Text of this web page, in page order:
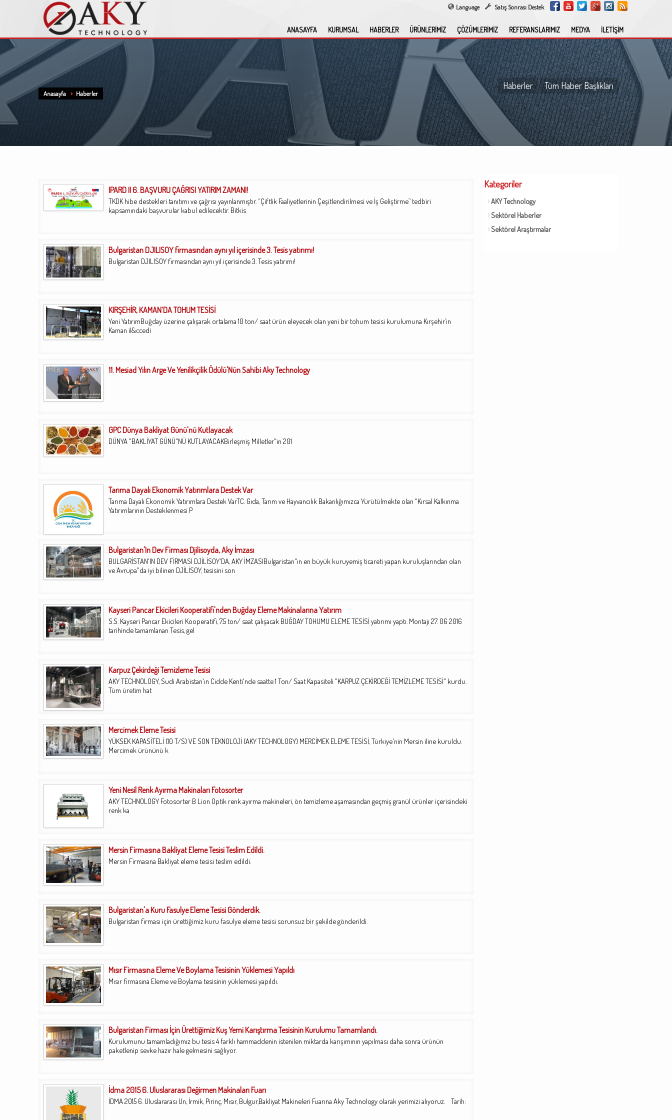
Language Satış Sonrası Destek
ANASAYFA KURUMSAL HABERLER ÜRÜNLERİMİZ ÇÖZÜMLERİMİZ REFERANSLARIMIZ MEDYA İLETİŞİM
Anasayfa Haberler
Haberler Tüm Haber Başlıkları
IPARD II 6. BAŞVURU ÇAĞRISI YATIRIM ZAMANI!
TKDK hibe destekleri tanıtımı ve çağrısı yayınlanmıştır. “Çiftlik Faaliyetlerinin Çeşitlendirilmesi ve İş Geliştirme” tedbiri
kapsamındaki başvurular kabul edilecektir. Bitkis
Bulgaristan DJILISOY firmasından aynı yıl içerisinde 3. Tesis yatırımı!
Bulgaristan DJILISOY firmasından aynı yıl içerisinde 3. Tesis yatırımı!
KIRŞEHİR, KAMAN’DA TOHUM TESİSİ
Yeni YatırımBuğday üzerine çalışarak ortalama 10 ton/ saat ürün eleyecek olan yeni bir tohum tesisi kurulumuna Kırşehir’in
Kaman il&ccedi
11. Mesiad Yılın Arge Ve Yenilikçilik Ödülü'Nün Sahibi Aky Technology
GPC Dünya Bakliyat Günü'nü Kutlayacak
DÜNYA "BAKLİYAT GÜNÜ"NÜ KUTLAYACAKBirleşmiş Milletler"in 201
Tarıma Dayalı Ekonomik Yatırımlara Destek Var
Tarıma Dayalı Ekonomik Yatırımlara Destek VarTC. Gıda, Tarım ve Hayvancılık Bakanlığımızca Yürütülmekte olan "Kırsal Kalkınma
Yatırımlarının Desteklenmesi P
Bulgaristan'In Dev Firması Djilisoyda, Aky İmzası
BULGARİSTAN'IN DEV FİRMASI DJİLİSOY'DA, AKY İMZASIBulgaristan"ın en büyük kuruyemiş ticareti yapan kuruluşlarından olan
ve Avrupa"da iyi bilinen DJİLİSOY, tesisini son
Kayseri Pancar Ekicileri Kooperatifi'nden Buğday Eleme Makinalarına Yatırım
S.S. Kayseri Pancar Ekicileri Kooperatifi, 7.5 ton/ saat çalışacak BUĞDAY TOHUMU ELEME TESİSİ yatırımı yaptı. Montajı 27. 06 2016
tarihinde tamamlanan Tesis, gel
Karpuz Çekirdeği Temizleme Tesisi
AKY TECHNOLOGY, Sudi Arabistan'ın Cidde Kenti'nde saatte 1 Ton/ Saat Kapasiteli "KARPUZ ÇEKİRDEĞİ TEMİZLEME TESİSİ" kurdu.
Tüm üretim hat
Mercimek Eleme Tesisi
YÜKSEK KAPASİTELİ (10 T/S) VE SON TEKNOLOJİ (AKY TECHNOLOGY) MERCİMEK ELEME TESİSİ, Türkiye'nin Mersin iline kuruldu.
Mercimek ürününü k
Yeni Nesil Renk Ayırma Makinaları Fotosorter
AKY TECHNOLOGY Fotosorter B Lion Optik renk ayırma makineleri, ön temizleme aşamasından geçmiş granül ürünler içerisindeki
renk ka
Mersin Firmasına Bakliyat Eleme Tesisi Teslim Edildi.
Mersin Firmasına Bakliyat eleme tesisi teslim edildi.
Bulgaristan'a Kuru Fasulye Eleme Tesisi Gönderdik.
Bulgaristan firması için ürettiğimiz kuru fasulye eleme tesisi sorunsuz bir şekilde gönderildi.
Mısır Firmasına Eleme Ve Boylama Tesisinin Yüklemesi Yapıldı
Mısır firmasına Eleme ve Boylama tesisinin yüklemesi yapıldı.
Bulgaristan Firması İçin Ürettiğimiz Kuş Yemi Karıştırma Tesisinin Kurulumu Tamamlandı.
Kurulumunu tamamladığımız bu tesis 4 farklı hammaddenin istenilen miktarda karışımının yapılması daha sonra ürünün
paketlenip sevke hazır hale gelmesini sağlıyor.
İdma 2015 6. Uluslararası Değirmen Makinaları Fuarı
İDMA 2015 6. Uluslararası Un, İrmik, Pirinç, Mısır, Bulgur,Bakliyat Makineleri Fuarına Aky Technology olarak yerimizi alıyoruz. Tarih:
Kategoriler
AKY Technology
Sektörel Haberler
Sektörel Araştırmalar